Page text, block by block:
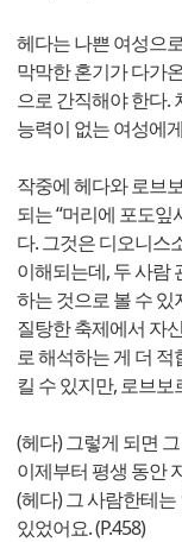
헤다는 나쁜 여성으
막막한 혼기가 다가
으로 간직해야 한다.
능력이 없는 여성에
작중에 헤다와 로브
되는 “머리에 포도
다. 그것은 디오니스
이해되는데, 두 사람
하는 것으로 볼 수
질탕한 축제에서 자
로 해석하는 게 더
킬 수 있지만, 로브
(헤다) 그렇게 되면
이제부터 평생 동안
(헤다) 그 사람한테
있었어요. (P.458)